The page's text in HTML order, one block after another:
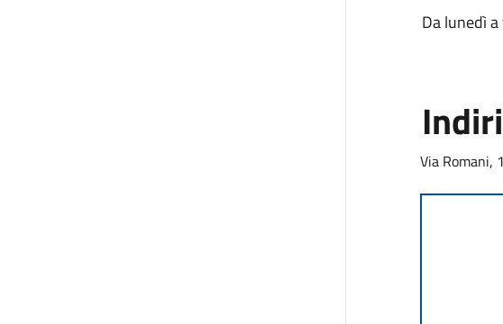
Da lunedì
Via Romani,